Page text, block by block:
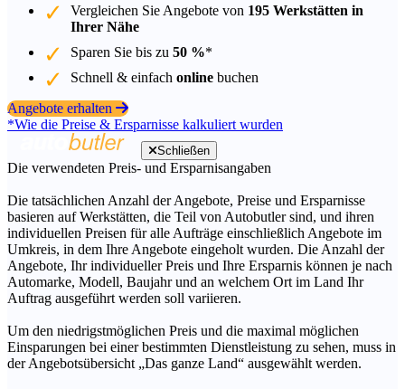
Vergleichen Sie Angebote von 195 Werkstätten in
Ihrer Nähe
Sparen Sie bis zu 50 %*
Schnell & einfach online buchen
Angebote erhalten
*Wie die Preise & Ersparnisse kalkuliert wurden
Schließen
Die verwendeten Preis- und Ersparnisangaben
Die tatsächlichen Anzahl der Angebote, Preise und Ersparnisse
basieren auf Werkstätten, die Teil von Autobutler sind, und ihren
individuellen Preisen für alle Aufträge einschließlich Angebote im
Umkreis, in dem Ihre Angebote eingeholt wurden. Die Anzahl der
Angebote, Ihr individueller Preis und Ihre Ersparnis können je nach
Automarke, Modell, Baujahr und an welchem Ort im Land Ihr
Auftrag ausgeführt werden soll variieren.
Um den niedrigstmöglichen Preis und die maximal möglichen
Einsparungen bei einer bestimmten Dienstleistung zu sehen, muss in
der Angebotsübersicht „Das ganze Land“ ausgewählt werden.